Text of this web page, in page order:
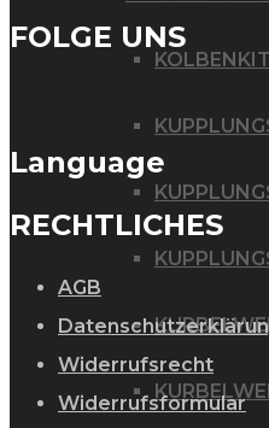
FOLGE UNS
Language
RECHTLICHES
AGB
Widerrufsrecht
Widerrufsformular